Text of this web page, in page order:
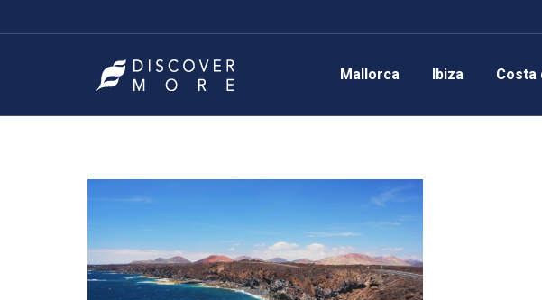
Mallorca Ibiza Costa